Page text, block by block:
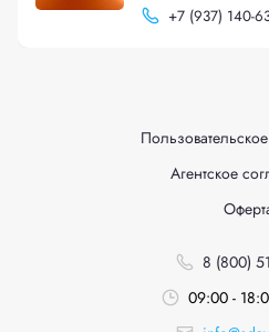
+7 (937) 140-
Агентское
8 (800)
09:00 -